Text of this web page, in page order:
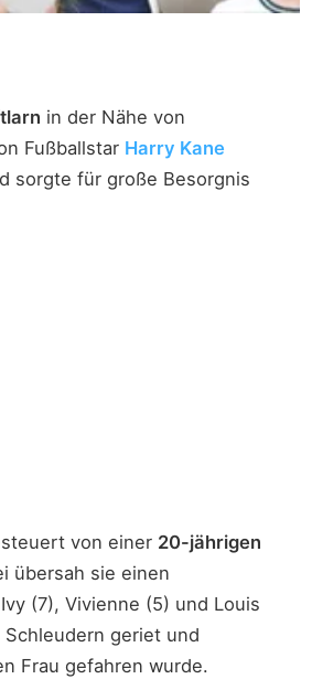
in der Nähe von
Fußballstar Harry Kane
sorgte für große Besorgnis
von einer 20-jährigen
übersah sie einen
(7), Vivienne (5) und Louis
geriet und
Frau gefahren wurde.